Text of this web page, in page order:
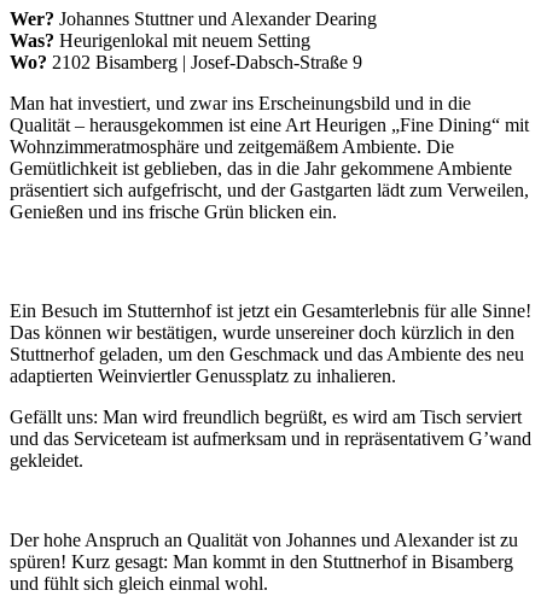
Wer? Johannes Stuttner und Alexander Dearing
Was? Heurigenlokal mit neuem Setting
Wo? 2102 Bisamberg | Josef-Dabsch-Straße 9
Man hat investiert, und zwar ins Erscheinungsbild und in die
Qualität – herausgekommen ist eine Art Heurigen „Fine Dining“ mit
Wohnzimmeratmosphäre und zeitgemäßem Ambiente. Die
Gemütlichkeit ist geblieben, das in die Jahr gekommene Ambiente
präsentiert sich aufgefrischt, und der Gastgarten lädt zum Verweilen,
Genießen und ins frische Grün blicken ein.
Ein Besuch im Stutternhof ist jetzt ein Gesamterlebnis für alle Sinne!
Das können wir bestätigen, wurde unsereiner doch kürzlich in den
Stuttnerhof geladen, um den Geschmack und das Ambiente des neu
adaptierten Weinviertler Genussplatz zu inhalieren.
Gefällt uns: Man wird freundlich begrüßt, es wird am Tisch serviert
und das Serviceteam ist aufmerksam und in repräsentativem G’wand
gekleidet.
Der hohe Anspruch an Qualität von Johannes und Alexander ist zu
spüren! Kurz gesagt: Man kommt in den Stuttnerhof in Bisamberg
und fühlt sich gleich einmal wohl.